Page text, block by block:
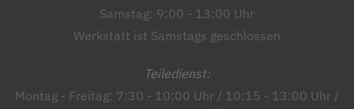
Samstag: 9:00 - 13:00 Uhr
Werkstatt ist Samstags geschlossen
Teiledienst:
Montag - Freitag: 7:30 - 10:00 Uhr / 10:15 - 13:00 Uhr /